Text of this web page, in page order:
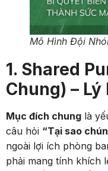
Mô Hình Đội
1. Shared
Chung) – Lý
Mục đích chung là
câu hỏi “Tại sao
ngoài lợi ích phòng
phải mang tính khích